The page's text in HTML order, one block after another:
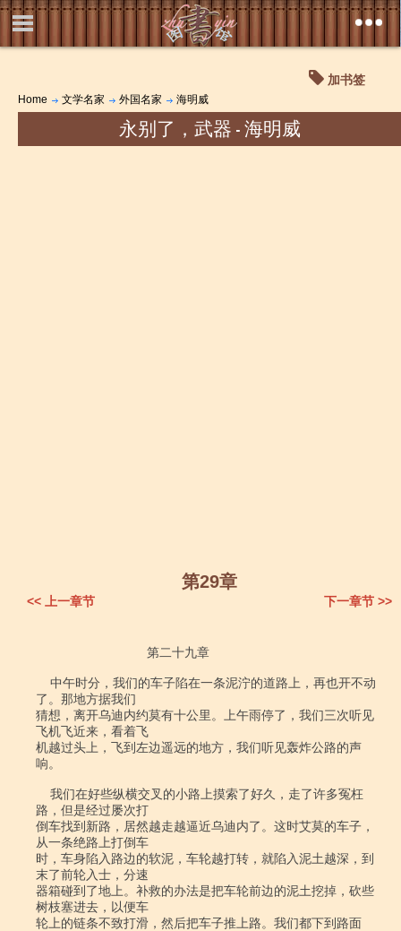
加书签
Home 文学名家 外国名家 海明威
永别了，武器 - 海明威
第29章
<< 上一章节 下一章节 >>
了。那地方据我们
猜想，离开乌迪内约莫有十公里。上午雨停了，我们三次听见
飞机飞近来，看着飞
机越过头上，飞到左边遥远的地方，我们听见轰炸公路的声
响。
路，但是经过屡次打
倒车找到新路，居然越走越逼近乌迪内了。这时艾莫的车子，
从一条绝路上打倒车
时，车身陷入路边的软泥，车轮越打转，就陷入泥土越深，到
末了前轮入士，分速
器箱碰到了地上。补救的办法是把车轮前边的泥土挖掉，砍些
树枝塞进去，以便车
轮上的链条不致打滑，然后把车子推上路。我们都下到路面